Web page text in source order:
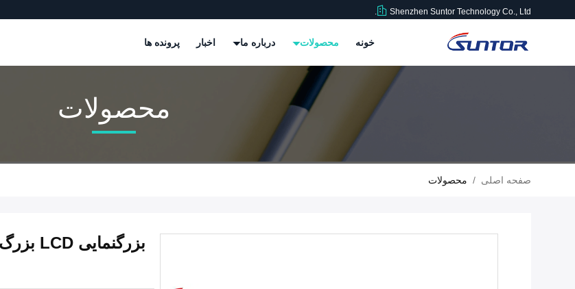
Shenzhen Suntor Technology Co., Ltd.
خونه محصولات درباره ما اخبار پرونده ها
محصولات
صفحه اصلی / محصولات